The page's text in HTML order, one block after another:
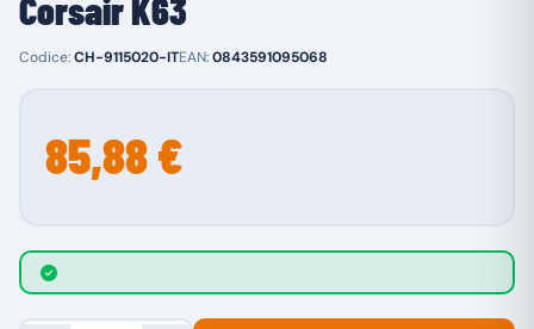
Corsair K63
Codice:CH-9115020-ITEAN:0843591095068
85,88 €